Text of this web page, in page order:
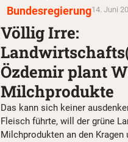
Bundesregierung14. Juni
Völlig Irre:
Özdemir plant
Milchprodukte
Das kann sich keiner
Fleisch führte, will der grüne
Milchprodukten an den